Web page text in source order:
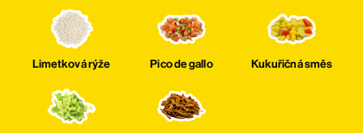
Limetková rýže Pico de gallo Kukuřičná směs